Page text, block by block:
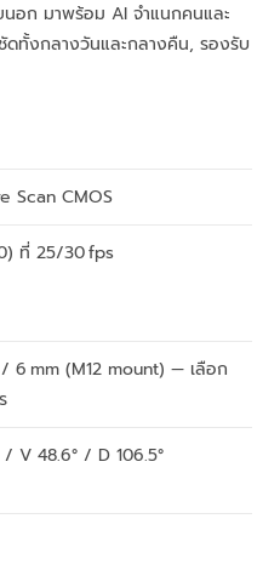
อก มาพร้อม AI จำแนกคนและ
ดทั้งกลางวันและกลางคืน, รองรับ
Scan CMOS
ที่ 25/30 fps
6 mm (M12 mount) — เลือก
/ V 48.6° / D 106.5°